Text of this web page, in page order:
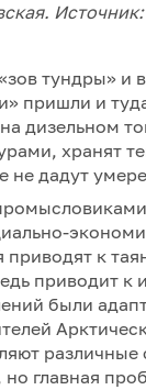
Источник:
тундры» и
пришли и
дизельном
хранят
дадут
к
приводит к
были
различные
главная